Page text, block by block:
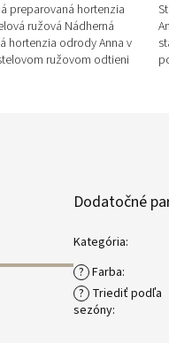
preparovaná hortenzia
ružová Nádherná
hortenzia odrody Anna v
ružovom odtieni
Dodatočné
Kategória:
? Farba:
? Triediť podľa
sezóny: